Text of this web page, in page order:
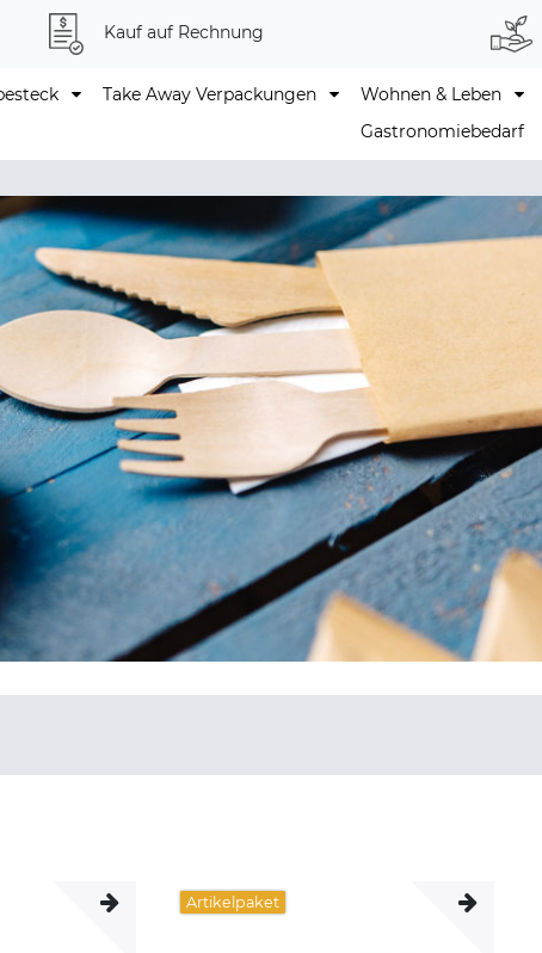
Kauf auf Rechnung
Take Away Verpackungen
Wohnen & Leben
Gastronomiebedarf
Artikelpaket